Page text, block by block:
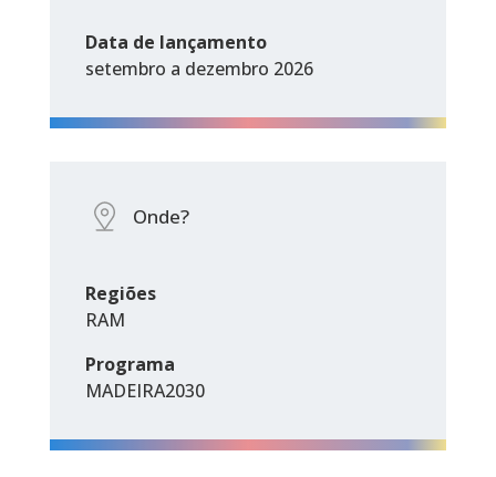
Data de lançamento
setembro a dezembro 2026
Onde?
Regiões
RAM
Programa
MADEIRA2030